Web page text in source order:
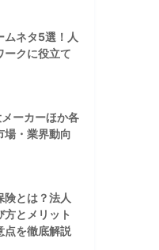
ムネタ5選！人
ークに役立て
ーカーほか各
場・業界動向
険とは？法人
方とメリット
点を徹底解説